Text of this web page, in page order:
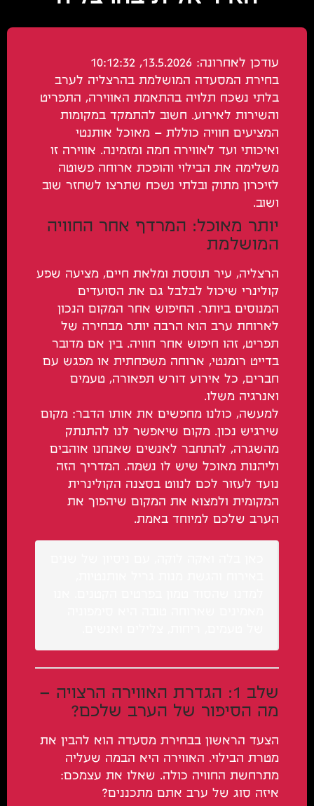
עודכן לאחרונה: 13.5.2026, 10:12:32
בחירת המסעדה המושלמת בהרצליה לערב
בלתי נשכח תלויה בהתאמת האווירה, התפריט
והשירות לאירוע. חשוב להתמקד במקומות
המציעים חוויה כוללת – מאוכל אותנטי
ואיכותי ועד לאווירה חמה ומזמינה. אווירה זו
משלימה את הבילוי והופכת ארוחה פשוטה
לזיכרון מתוק ובלתי נשכח שתרצו לשחזר שוב
ושוב.
יותר מאוכל: המרדף אחר החוויה
המושלמת
הרצליה, עיר תוססת ומלאת חיים, מציעה שפע
קולינרי שיכול לבלבל גם את הסועדים
המנוסים ביותר. החיפוש אחר המקום הנכון
לארוחת ערב הוא הרבה יותר מבחירה של
תפריט, זהו חיפוש אחר חוויה. בין אם מדובר
בדייט רומנטי, ארוחה משפחתית או מפגש עם
חברים, כל אירוע דורש תפאורה, טעמים
ואנרגיה משלו.
למעשה, כולנו מחפשים את אותו הדבר: מקום
שירגיש נכון. מקום שיאפשר לנו להתנתק
מהשגרה, להתחבר לאנשים שאנחנו אוהבים
וליהנות מאוכל שיש לו נשמה. המדריך הזה
נועד לעזור לכם לנווט בסצנה הקולינרית
המקומית ולמצוא את המקום שיהפוך את
הערב שלכם למיוחד באמת.
שלב 1: הגדרת האווירה הרצויה –
מה הסיפור של הערב שלכם?
הצעד הראשון בבחירת מסעדה הוא להבין את
מטרת הבילוי. האווירה היא הבמה שעליה
מתרחשת החוויה כולה. שאלו את עצמכם:
איזה סוג של ערב אתם מתכננים?